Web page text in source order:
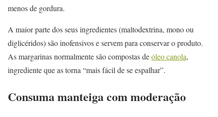
menos de gordura.
A maior parte dos seus ingredientes (maltodextrina, mono ou
diglicéridos) são inofensivos e servem para conservar o produto.
As margarinas normalmente são compostas deóleo canola,
ingrediente que as torna “mais fácil de se espalhar”.
Consuma manteiga com moderação